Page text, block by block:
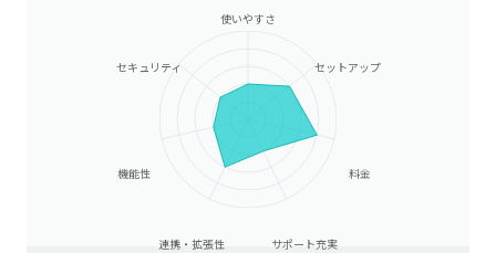
使いやすさ
セットアップ
料金
サポート充実
連携・拡張性
機能性
セキュリティ